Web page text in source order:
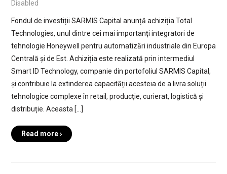
Disabled
Fondul de investiții SARMIS Capital anunță achiziția Total
Technologies, unul dintre cei mai importanți integratori de
tehnologie Honeywell pentru automatizări industriale din Europa
Centrală și de Est. Achiziția este realizată prin intermediul
Smart ID Technology, companie din portofoliul SARMIS Capital,
și contribuie la extinderea capacității acesteia de a livra soluții
tehnologice complexe în retail, producție, curierat, logistică și
distribuție. Aceasta […]
Read more ›